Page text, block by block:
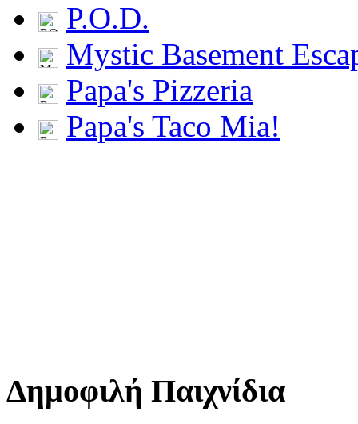
P.O.D.
Mystic Basement
Papa's Pizzeria
Papa's Taco Mia!
Δημοφιλή Παιχνίδια